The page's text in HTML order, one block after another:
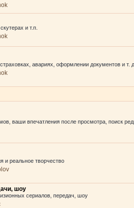
и т.п.
авариях, оформлении документов и т.
ваши впечатления после просмотра, поиск
и реальное творчество
шоу
сериалов, передач, шоу